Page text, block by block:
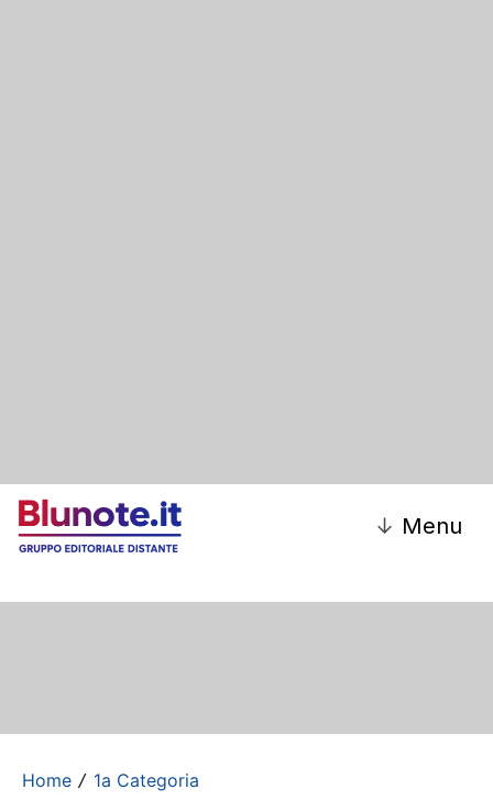
↓ Menu
Home / 1a Categoria